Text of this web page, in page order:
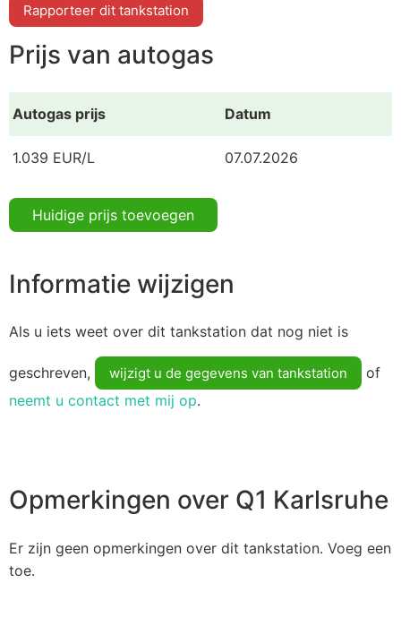
Rapporteer dit tankstation
Prijs van autogas
Autogas prijs Datum
1.039 EUR/L 07.07.2026
Huidige prijs toevoegen
Informatie wijzigen
Als u iets weet over dit tankstation dat nog niet is
geschreven, wijzigt u de gegevens van tankstation
of
neemt u contact met mij op.
Opmerkingen over Q1 Karlsruhe
Er zijn geen opmerkingen over dit tankstation. Voeg een
toe.